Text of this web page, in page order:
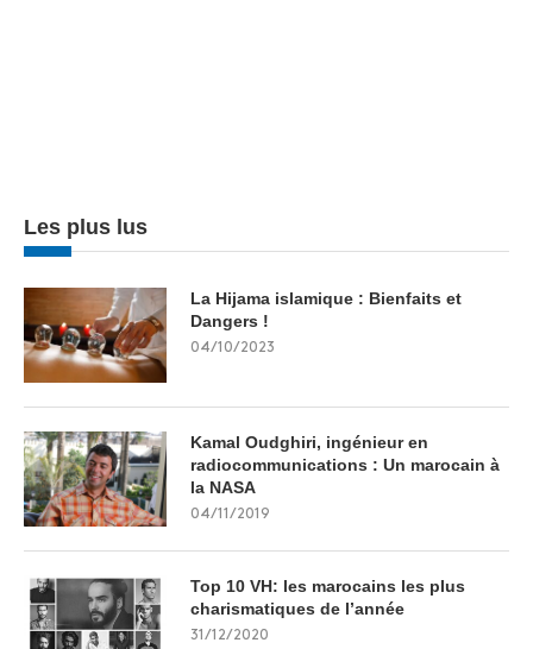
Les plus lus
La Hijama islamique : Bienfaits et
Dangers !
04/10/2023
Kamal Oudghiri, ingénieur en
radiocommunications : Un marocain à
la NASA
04/11/2019
Top 10 VH: les marocains les plus
charismatiques de l’année
31/12/2020